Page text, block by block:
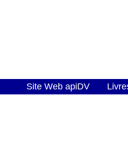
Site Web apiDV